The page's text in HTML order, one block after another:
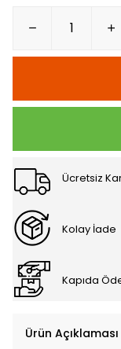
Ücretsiz
Kolay İade
Kapıda
Ürün Açıklaması